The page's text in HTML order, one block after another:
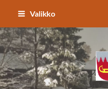
Siirry
sisältöön
Valikko